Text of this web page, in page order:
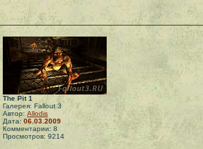
The Pit 1
Галерея: Fallout 3
Автор: Allodis
Дата: 06.03.2009
Комментарии: 8
Просмотров: 9214